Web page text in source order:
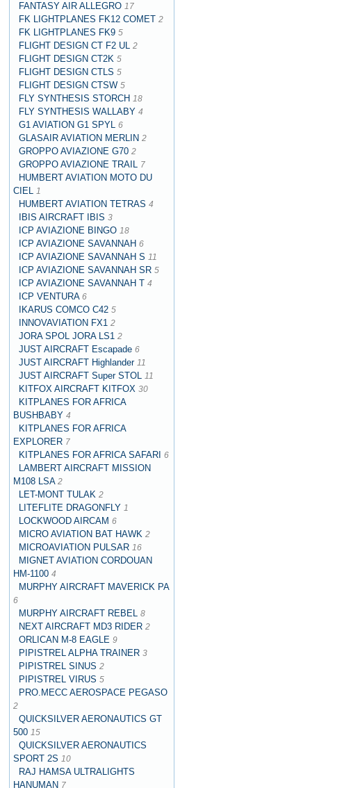
FANTASY AIR ALLEGRO 17
FK LIGHTPLANES FK12 COMET 2
FK LIGHTPLANES FK9 5
FLIGHT DESIGN CT F2 UL 2
FLIGHT DESIGN CT2K 5
FLIGHT DESIGN CTLS 5
FLIGHT DESIGN CTSW 5
FLY SYNTHESIS STORCH 18
FLY SYNTHESIS WALLABY 4
G1 AVIATION G1 SPYL 6
GLASAIR AVIATION MERLIN 2
GROPPO AVIAZIONE G70 2
GROPPO AVIAZIONE TRAIL 7
HUMBERT AVIATION MOTO DU
CIEL 1
HUMBERT AVIATION TETRAS 4
IBIS AIRCRAFT IBIS 3
ICP AVIAZIONE BINGO 18
ICP AVIAZIONE SAVANNAH6
ICP AVIAZIONE SAVANNAH S 11
ICP AVIAZIONE SAVANNAH SR 5
ICP AVIAZIONE SAVANNAH T 4
ICP VENTURA 6
IKARUS COMCO C42 5
INNOVAVIATION FX1 2
JORA SPOL JORA LS1 2
JUST AIRCRAFT Escapade 6
JUST AIRCRAFT Highlander 11
JUST AIRCRAFT Super STOL 11
KITFOX AIRCRAFT KITFOX 30
KITPLANES FOR AFRICA
BUSHBABY 4
KITPLANES FOR AFRICA
EXPLORER 7
KITPLANES FOR AFRICA SAFARI 6
LAMBERT AIRCRAFT MISSION
M108 LSA 2
LET-MONT TULAK 2
LITEFLITE DRAGONFLY 1
LOCKWOOD AIRCAM6
MICRO AVIATION BAT HAWK 2
MICROAVIATION PULSAR 16
MIGNET AVIATION CORDOUAN
HM-1100 4
MURPHY AIRCRAFT MAVERICK PA
6
MURPHY AIRCRAFT REBEL 8
NEXT AIRCRAFT MD3 RIDER 2
ORLICAN M-8 EAGLE 9
PIPISTREL ALPHA TRAINER 3
PIPISTREL SINUS 2
PIPISTREL VIRUS 5
PRO.MECC AEROSPACE PEGASO
2
QUICKSILVER AERONAUTICS GT
500 15
QUICKSILVER AERONAUTICS
SPORT 2S 10
RAJ HAMSA ULTRALIGHTS
HANUMAN 7